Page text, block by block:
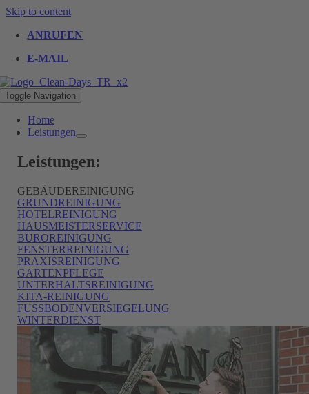
Skip to content
ANRUFEN
E-MAIL
Toggle Navigation
Home
Leistungen
Leistungen:
GEBÄUDEREINIGUNG
GRUNDREINIGUNG
HOTELREINIGUNG
HAUSMEISTERSERVICE
BÜROREINIGUNG
FENSTERREINIGUNG
PRAXISREINIGUNG
GARTENPFLEGE
UNTERHALTSREINIGUNG
KITA-REINIGUNG
FUSSBODENVERSIEGELUNG
WINTERDIENST